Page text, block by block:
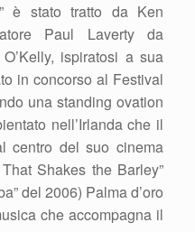
è stato tratto da Ken
Paul Laverty da
ispiratosi a sua
in concorso al Festival
una standing ovation
nell’Irlanda che il
centro del suo cinema
Shakes the Barley”
del 2006) Palma d’oro
che accompagna il